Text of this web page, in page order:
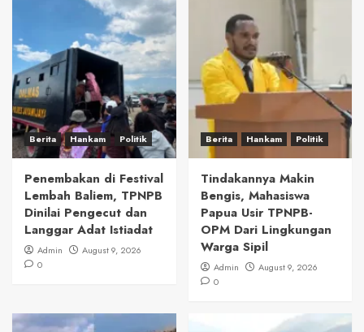
Berita Hankam Politik
Penembakan di Festival
Lembah Baliem, TPNPB
Dinilai Pengecut dan
Langgar Adat Istiadat
Admin
August 9, 2026
0
Berita Hankam Politik
Tindakannya Makin
Bengis, Mahasiswa
Papua Usir TPNPB-
OPM Dari Lingkungan
Warga Sipil
Admin
August 9, 2026
0